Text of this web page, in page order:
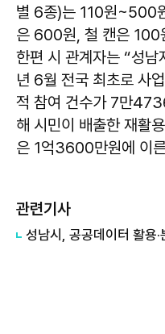
별 6종)는 110원~500
은 600원, 철 캔은 100
한편 시 관계자는 “성
년 6월 전국 최초로 사
적 참여 건수가 7만
해 시민이 배출한 재활
은 1억3600만원에 이
관련기사
성남시, 공공데이터 활용